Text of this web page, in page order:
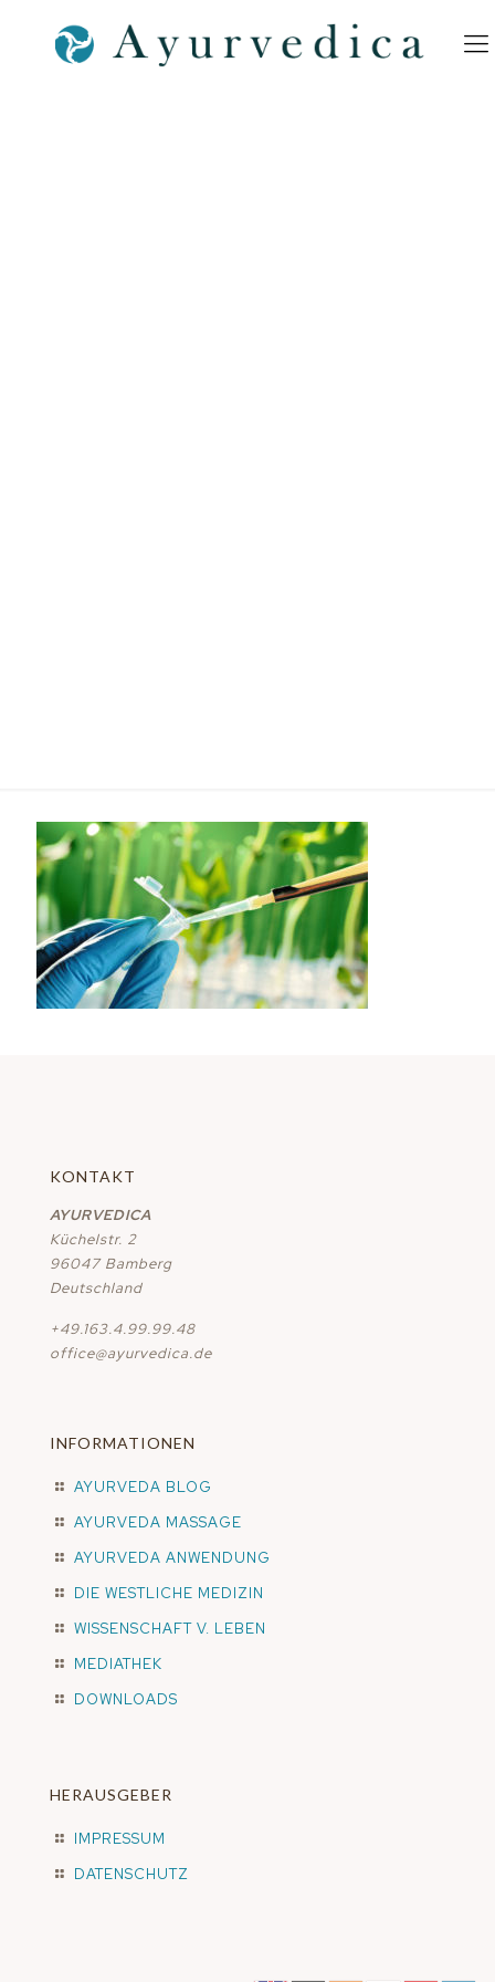
KONTAKT
AYURVEDICA
Küchelstr. 2
96047 Bamberg
Deutschland
+49.163.4.99.99.48
office@ayurvedica.de
INFORMATIONEN
AYURVEDA BLOG
AYURVEDA MASSAGE
AYURVEDA ANWENDUNG
DIE WESTLICHE MEDIZIN
WISSENSCHAFT V. LEBEN
MEDIATHEK
DOWNLOADS
HERAUSGEBER
IMPRESSUM
DATENSCHUTZ